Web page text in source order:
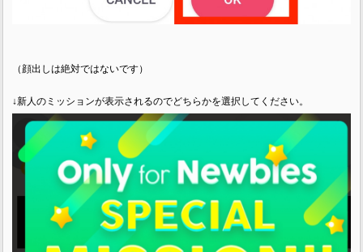
（顔出しは絶対ではないです）
↓新人のミッションが表示されるのでどちらかを選択してください。